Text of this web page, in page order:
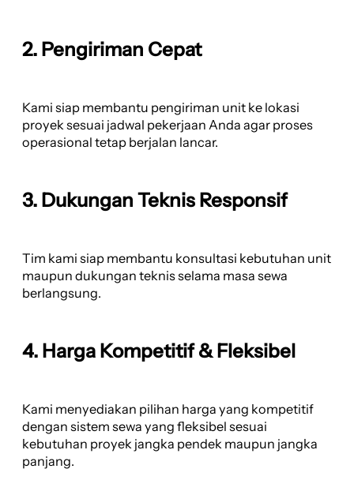
2. Pengiriman Cepat
Kami siap membantu pengiriman unit ke lokasi
proyek sesuai jadwal pekerjaan Anda agar proses
operasional tetap berjalan lancar.
3. Dukungan Teknis Responsif
Tim kami siap membantu konsultasi kebutuhan unit
maupun dukungan teknis selama masa sewa
berlangsung.
4. Harga Kompetitif & Fleksibel
Kami menyediakan pilihan harga yang kompetitif
dengan sistem sewa yang fleksibel sesuai
kebutuhan proyek jangka pendek maupun jangka
panjang.